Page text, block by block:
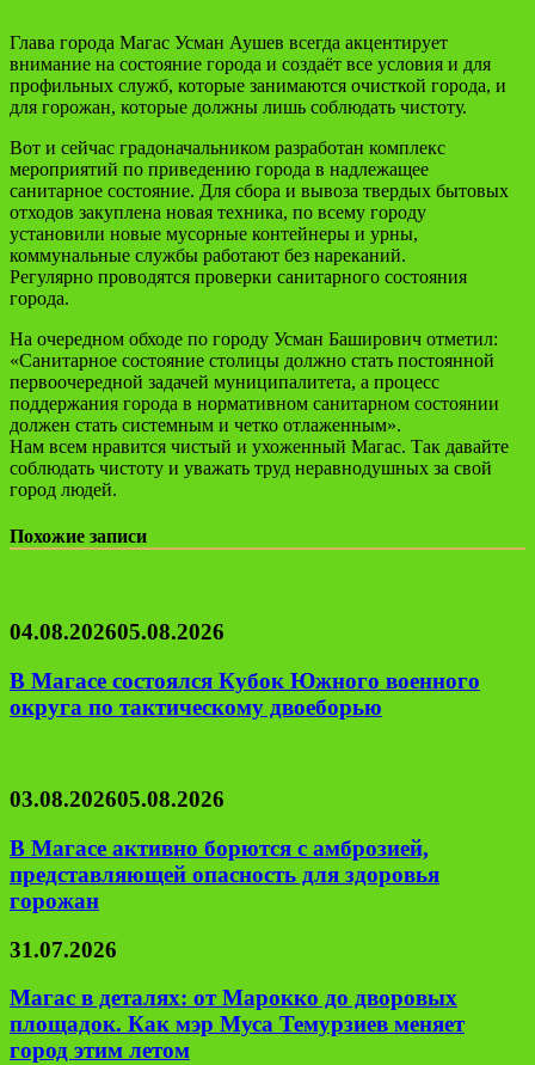
Глава города Магас Усман Аушев всегда акцентирует
внимание на состояние города и создаёт все условия и для
профильных служб, которые занимаются очисткой города, и
для горожан, которые должны лишь соблюдать чистоту.
Вот и сейчас градоначальником разработан комплекс
мероприятий по приведению города в надлежащее
санитарное состояние. Для сбора и вывоза твердых бытовых
отходов закуплена новая техника, по всему городу
установили новые мусорные контейнеры и урны,
коммунальные службы работают без нареканий.
Регулярно проводятся проверки санитарного состояния
города.
На очередном обходе по городу Усман Баширович отметил:
«Санитарное состояние столицы должно стать постоянной
первоочередной задачей муниципалитета, а процесс
поддержания города в нормативном санитарном состоянии
должен стать системным и четко отлаженным».
Нам всем нравится чистый и ухоженный Магас. Так давайте
соблюдать чистоту и уважать труд неравнодушных за свой
город людей.
Похожие записи
04.08.202605.08.2026
В Магасе состоялся Кубок Южного военного
округа по тактическому двоеборью
03.08.202605.08.2026
В Магасе активно борются с амброзией,
представляющей опасность для здоровья
горожан
31.07.2026
Магас в деталях: от Марокко до дворовых
площадок. Как мэр Муса Темурзиев меняет
город этим летом